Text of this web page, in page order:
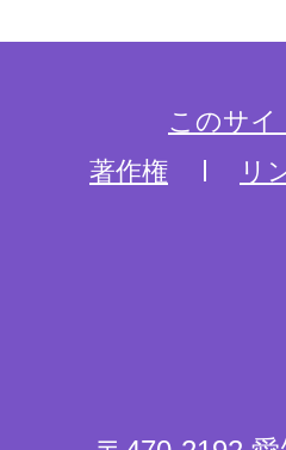
このサイ
著作権
リ